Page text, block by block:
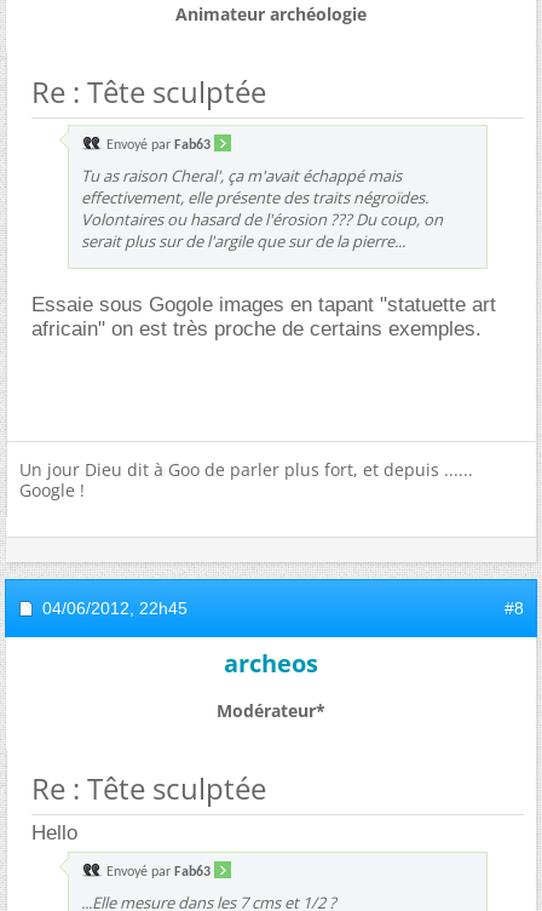
Animateur archéologie
Re : Tête sculptée
Envoyé par Fab63
Tu as raison Cheral', ça m'avait échappé mais
effectivement, elle présente des traits négroïdes.
Volontaires ou hasard de l'érosion ??? Du coup, on
serait plus sur de l'argile que sur de la pierre...
Essaie sous Gogole images en tapant "statuette art
africain" on est très proche de certains exemples.
Un jour Dieu dit à Goo de parler plus fort, et depuis ......
Google !
04/06/2012, 22h45 #8
archeos
Modérateur*
Re : Tête sculptée
Hello
Envoyé par Fab63
...Elle mesure dans les 7 cms et 1/2 ?